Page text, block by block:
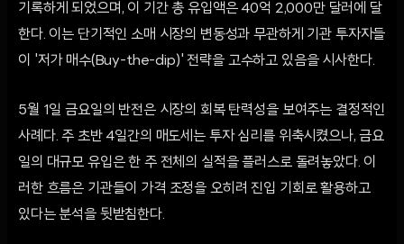
기록하게 되었으며, 이 기간 총 유입액은 40억 2,000만 달러에 달
한다. 이는 단기적인 소매 시장의 변동성과 무관하게 기관 투자자들
이 '저가 매수(Buy-the-dip)' 전략을 고수하고 있음을 시사한다.
5월 1일 금요일의 반전은 시장의 회복 탄력성을 보여주는 결정적인
사례다. 주 초반 4일간의 매도세는 투자 심리를 위축시켰으나, 금요
일의 대규모 유입은 한 주 전체의 실적을 플러스로 돌려놓았다. 이
러한 흐름은 기관들이 가격 조정을 오히려 진입 기회로 활용하고
있다는 분석을 뒷받침한다.